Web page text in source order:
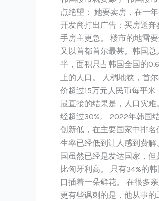
点绝望： 她要卖房，在一
开发商打出广告：买房送
手房主更急。 楼市的地雷
又以首都首尔最甚。韩国
半，面积只占韩国全国的
上的人口。 人稠地狭，首
价超过15万元人民币每平
最直接的结果是，人口灾
经超过30%。 2022年韩国
创新低，在主要国家中排
生率已经低到让人感到费
国虽然已经是发达国家，
比匈牙利高。 只有34%的
口插着一朵鲜花。 在很多
更有些讽刺的是，他从事
要
爆
了“买
房
子
是
我
一
生
中
最
大
的
遗
憾”